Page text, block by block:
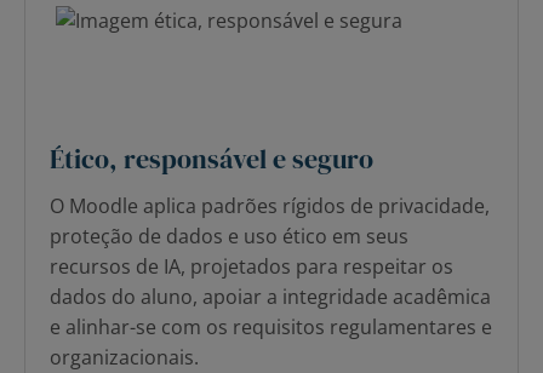
Ético, responsável e seguro
O Moodle aplica padrões rígidos de privacidade,
proteção de dados e uso ético em seus
recursos de IA, projetados para respeitar os
dados do aluno, apoiar a integridade acadêmica
e alinhar-se com os requisitos regulamentares e
organizacionais.